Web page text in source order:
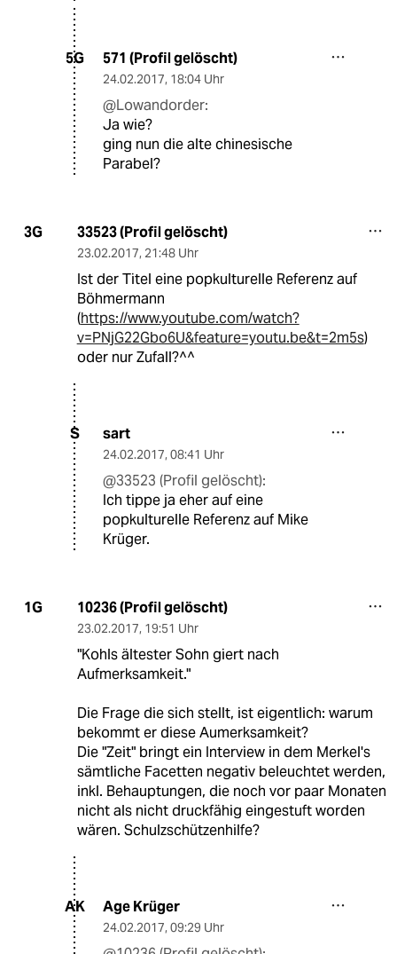
5G 571 (Profil gelöscht)
24.02.2017, 18:04 Uhr
@Lowandorder:
Ja wie?
ging nun die alte chinesische
Parabel?
3G 33523 (Profil gelöscht)
23.02.2017, 21:48 Uhr
Ist der Titel eine popkulturelle Referenz auf
Böhmermann
(https://www.youtube.com/watch?
v=PNjG22Gbo6U&feature=youtu.be&t=2m5s)
oder nur Zufall?^^
S sart
24.02.2017, 08:41 Uhr
@33523 (Profil gelöscht):
Ich tippe ja eher auf eine
popkulturelle Referenz auf Mike
Krüger.
1G 10236 (Profil gelöscht)
23.02.2017, 19:51 Uhr
"Kohls ältester Sohn giert nach
Aufmerksamkeit."
Die Frage die sich stellt, ist eigentlich: warum
bekommt er diese Aumerksamkeit?
Die "Zeit" bringt ein Interview in dem Merkel's
sämtliche Facetten negativ beleuchtet werden,
inkl. Behauptungen, die noch vor paar Monaten
nicht als nicht druckfähig eingestuft worden
wären. Schulzschützenhilfe?
AK Age Krüger
24.02.2017, 09:29 Uhr